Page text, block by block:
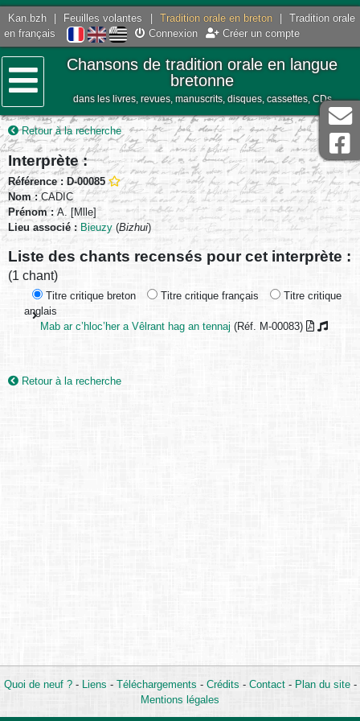
Kan.bzh Feuilles volantes Tradition orale en breton
Tradition orale
en français
Connexion Créer un compte
Menu
Chansons de tradition orale en langue
bretonne
dans les livres, revues, manuscrits, disques, cassettes, CDs
Retour à la recherche
Interprète :
Référence : D-00085
Nom :CADIC
Prénom :A. [Mlle]
Lieu associé : Bieuzy (Bizhui)
Liste des chants recensés pour cet interprète :
(1 chant)
Titre critique breton Titre critique français
Titre critique
anglais
Mab ar c’hloc’her a Vêlrant hag an tennaj (Réf. M-00083)
Retour à la recherche
Quoi de neuf ?- Liens - Téléchargements - Crédits - Contact- Plan du site-
Mentions légales